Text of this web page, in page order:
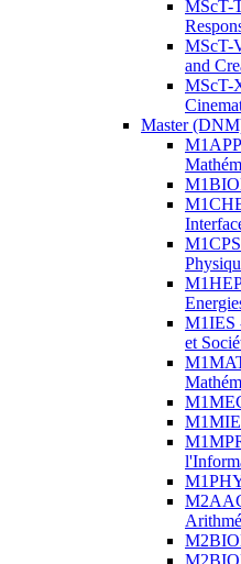
MScT-
MScT-
and
MScT-
Master
M1IES
et
M1MIE